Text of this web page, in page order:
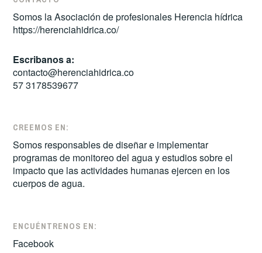
Somos la Asociación de profesionales Herencia hídrica
https://herenciahidrica.co/
Escribanos a:
contacto@herenciahidrica.co
57 3178539677
CREEMOS EN:
Somos responsables de diseñar e implementar
programas de monitoreo del agua y estudios sobre el
impacto que las actividades humanas ejercen en los
cuerpos de agua.
ENCUÉNTRENOS EN:
Facebook